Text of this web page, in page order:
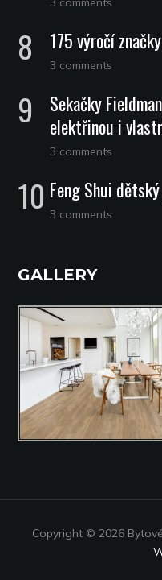
175 výročí
3 comments
Sekačky
elektřinou i
3 comments
Feng Shui
3 comments
GALLERY
Copyright © 2026